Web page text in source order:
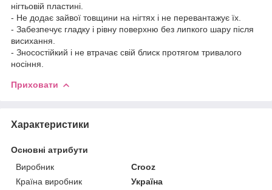
нігтьовій пластині.
- Не додає зайвої товщини на нігтях і не перевантажує їх.
- Забезпечує гладку і рівну поверхню без липкого шару після
висихання.
- Зносостійкий і не втрачає свій блиск протягом тривалого
носіння.
Приховати
Характеристики
Основні атрибути
Виробник
Crooz
Країна виробник
Україна